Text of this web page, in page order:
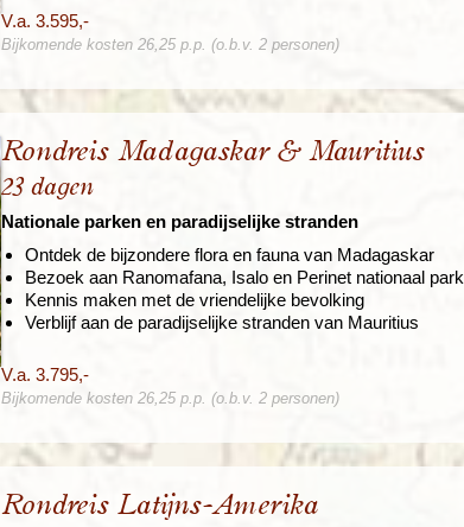
V.a. 3.595,-
Bijkomende kosten 26,25 p.p. (o.b.v. 2 personen)
Rondreis Madagaskar & Mauritius
23 dagen
Nationale parken en paradijselijke stranden
Ontdek de bijzondere flora en fauna van Madagaskar
Bezoek aan Ranomafana, Isalo en Perinet nationaal park
Kennis maken met de vriendelijke bevolking
Verblijf aan de paradijselijke stranden van Mauritius
V.a. 3.795,-
Bijkomende kosten 26,25 p.p. (o.b.v. 2 personen)
Rondreis Latijns-Amerika